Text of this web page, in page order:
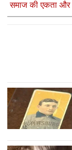
समाज की एकता